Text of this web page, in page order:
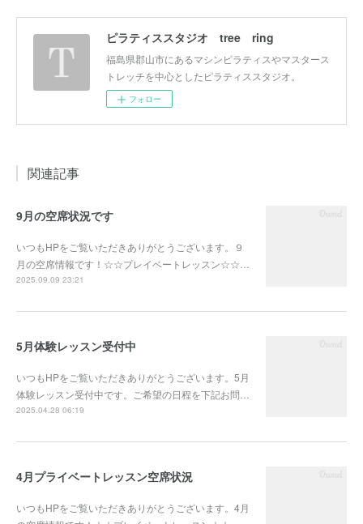
ピラティススタジオ tree ring
福島県郡山市にあるマシンピラティスやマスタース
トレッチを中心としたピラティススタジオ。
フォロー
関連記事
9月の空席状況です
いつもHPをご覧いただきありがとうございます。９
月の空席情報です！☆☆プレイベートレッスン☆☆…
2025.09.09 23:21
5月体験レッスン受付中
いつもHPをご覧いただきありがとうございます。5月
体験レッスン受付中です。ご希望の日程を下記お問…
2025.04.28 06:19
4月プライベートレッスン空席状況
いつもHPをご覧いただきありがとうございます。4月